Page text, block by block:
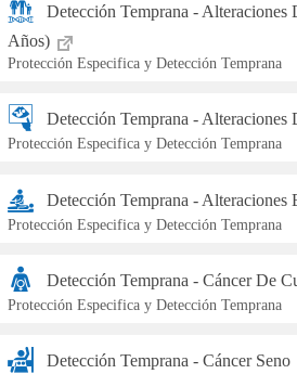
Detección Temprana -
Años)
Protección Especifica y Detección Temprana
Detección Temprana - Alteraciones
Protección Especifica y Detección Temprana
Detección Temprana -
Protección Especifica y Detección Temprana
Detección Temprana - Cáncer De
Protección Especifica y Detección Temprana
Detección Temprana - Cáncer Seno